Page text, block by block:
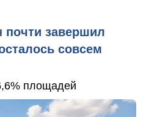
почти завершил
совсем
площадей